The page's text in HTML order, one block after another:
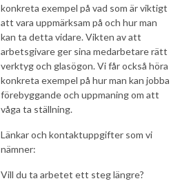
konkreta exempel på vad som är viktigt
att vara uppmärksam på och hur man
kan ta detta vidare. Vikten av att
arbetsgivare ger sina medarbetare rätt
verktyg och glasögon. Vi får också höra
konkreta exempel på hur man kan jobba
förebyggande och uppmaning om att
våga ta ställning.
Länkar och kontaktuppgifter som vi
nämner:
Vill du ta arbetet ett steg längre?